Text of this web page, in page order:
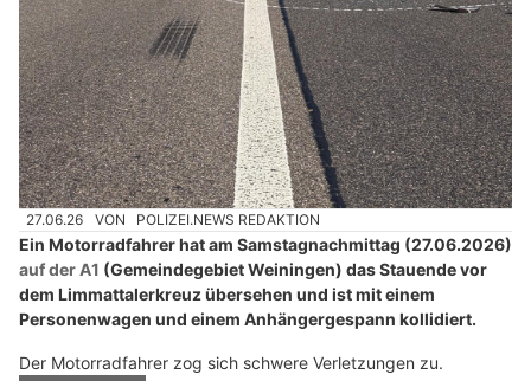
27.06.26 VON POLIZEI.NEWS REDAKTION
Ein Motorradfahrer hat am Samstagnachmittag (27.06.2026)
auf der A1 (Gemeindegebiet Weiningen) das Stauende vor
dem Limmattalerkreuz übersehen und ist mit einem
Personenwagen und einem Anhängergespann kollidiert.
Der Motorradfahrer zog sich schwere Verletzungen zu.